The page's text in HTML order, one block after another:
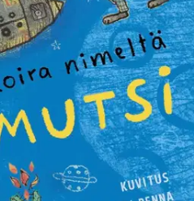
isokaan koira, jolle tapahtuu joka
kun on Mutsista kiinnostava ja
riittää seikkailtavaa ja vastaan
kummallista, että Mutsi
merirosvojen kaappaamaksi ja
Toki Mutsi käy
raketilla myös avaruudessa
kavahtava ilkimys ja monta
Itkosen Koira nimeltä Mutsi on
joka on yllätyksiä
välittämisestä, ystävyydestä ja
tietenkin mielikuvituksen
letkeä kuvitus on omiaan
koiran seikkailuja.